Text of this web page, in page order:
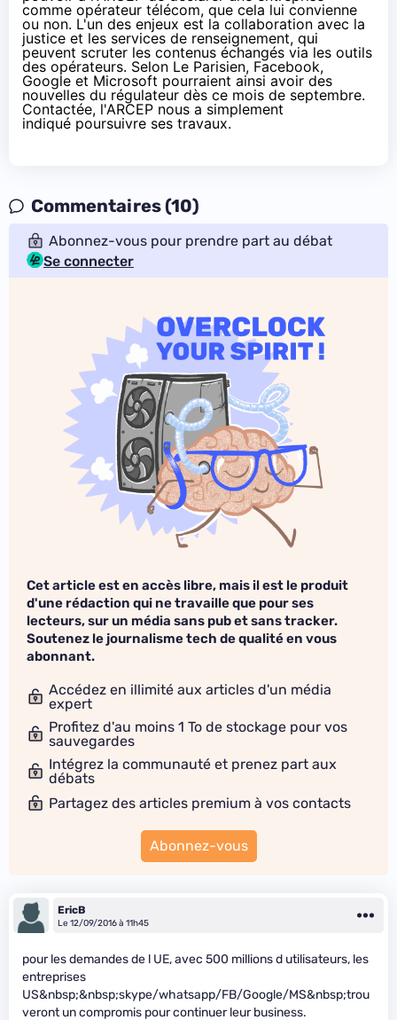
comme opérateur télécom, que cela lui convienne
ou non. L'un des enjeux est la collaboration avec la
justice et les services de renseignement, qui
peuvent scruter les contenus échangés via les outils
des opérateurs. Selon Le Parisien, Facebook,
Google et Microsoft pourraient ainsi avoir des
nouvelles du régulateur dès ce mois de septembre.
Contactée, l'ARCEP nous a simplement
indiqué poursuivre ses travaux.
Commentaires (10)
Abonnez-vous pour prendre part au débat
Se connecter
Cet article est en accès libre, mais il est le produit
d'une rédaction qui ne travaille que pour ses
lecteurs, sur un média sans pub et sans tracker.
Soutenez le journalisme tech de qualité en vous
abonnant.
Accédez en illimité aux articles d'un média
expert
Profitez d'au moins 1 To de stockage pour vos
sauvegardes
Intégrez la communauté et prenez part aux
débats
Partagez des articles premium à vos contacts
Abonnez-vous
EricB
Le 12/09/2016 à 11h45
pour les demandes de l UE, avec 500 millions d utilisateurs, les
entreprises
US&nbsp;&nbsp;skype/whatsapp/FB/Google/MS&nbsp;trou
veront un compromis pour continuer leur business.